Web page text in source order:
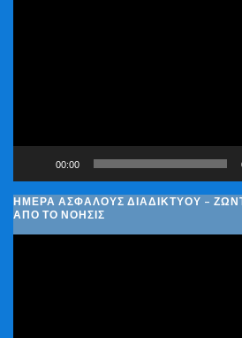
00:00
ΗΜΈΡΑ ΑΣΦΑΛΟΎΣ ΔΙΑΔΙΚΤΎΟΥ –
ΑΠΌ ΤΟ ΝΟΗΣΙΣ